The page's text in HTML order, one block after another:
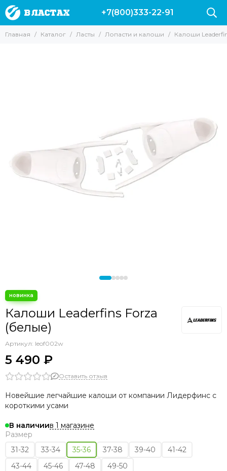
Ласты +7(800)333-22-91
Главная Каталог Ласты Лопасти и калоши Калоши
Калоши Leaderfins Forza
(белые)
Артикул: leof002w
5 490 ₽
Оставить отзыв
Новейшие легчайшие калоши от компании Лидерфинс с
короткими усами
В наличиив 1 магазине
Размер
31-32
33-34 35-36 37-38 39-40
41-42
43-44
45-46 47-48
49-50